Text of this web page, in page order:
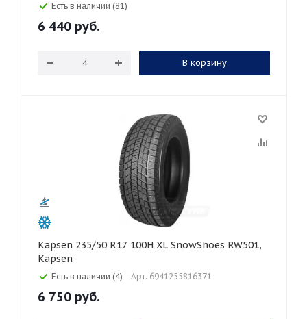
Есть в наличии (81)
6 440 руб.
В корзину
Kapsen 235/50 R17 100H XL SnowShoes RW501,
Kapsen
Есть в наличии (4) Арт: 6941255816371
6 750 руб.